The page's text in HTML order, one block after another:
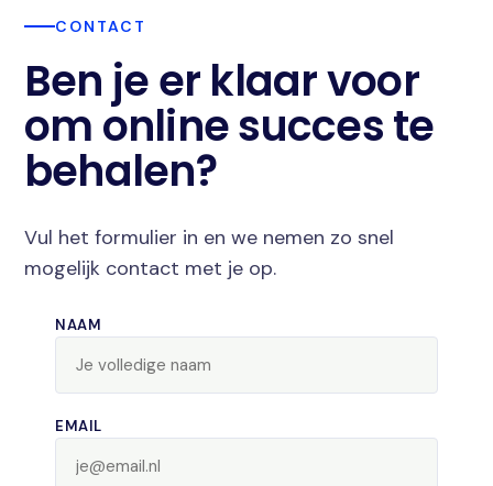
CONTACT
Ben je er klaar voor
om online succes te
behalen?
Vul het formulier in en we nemen zo snel
mogelijk contact met je op.
NAAM
EMAIL